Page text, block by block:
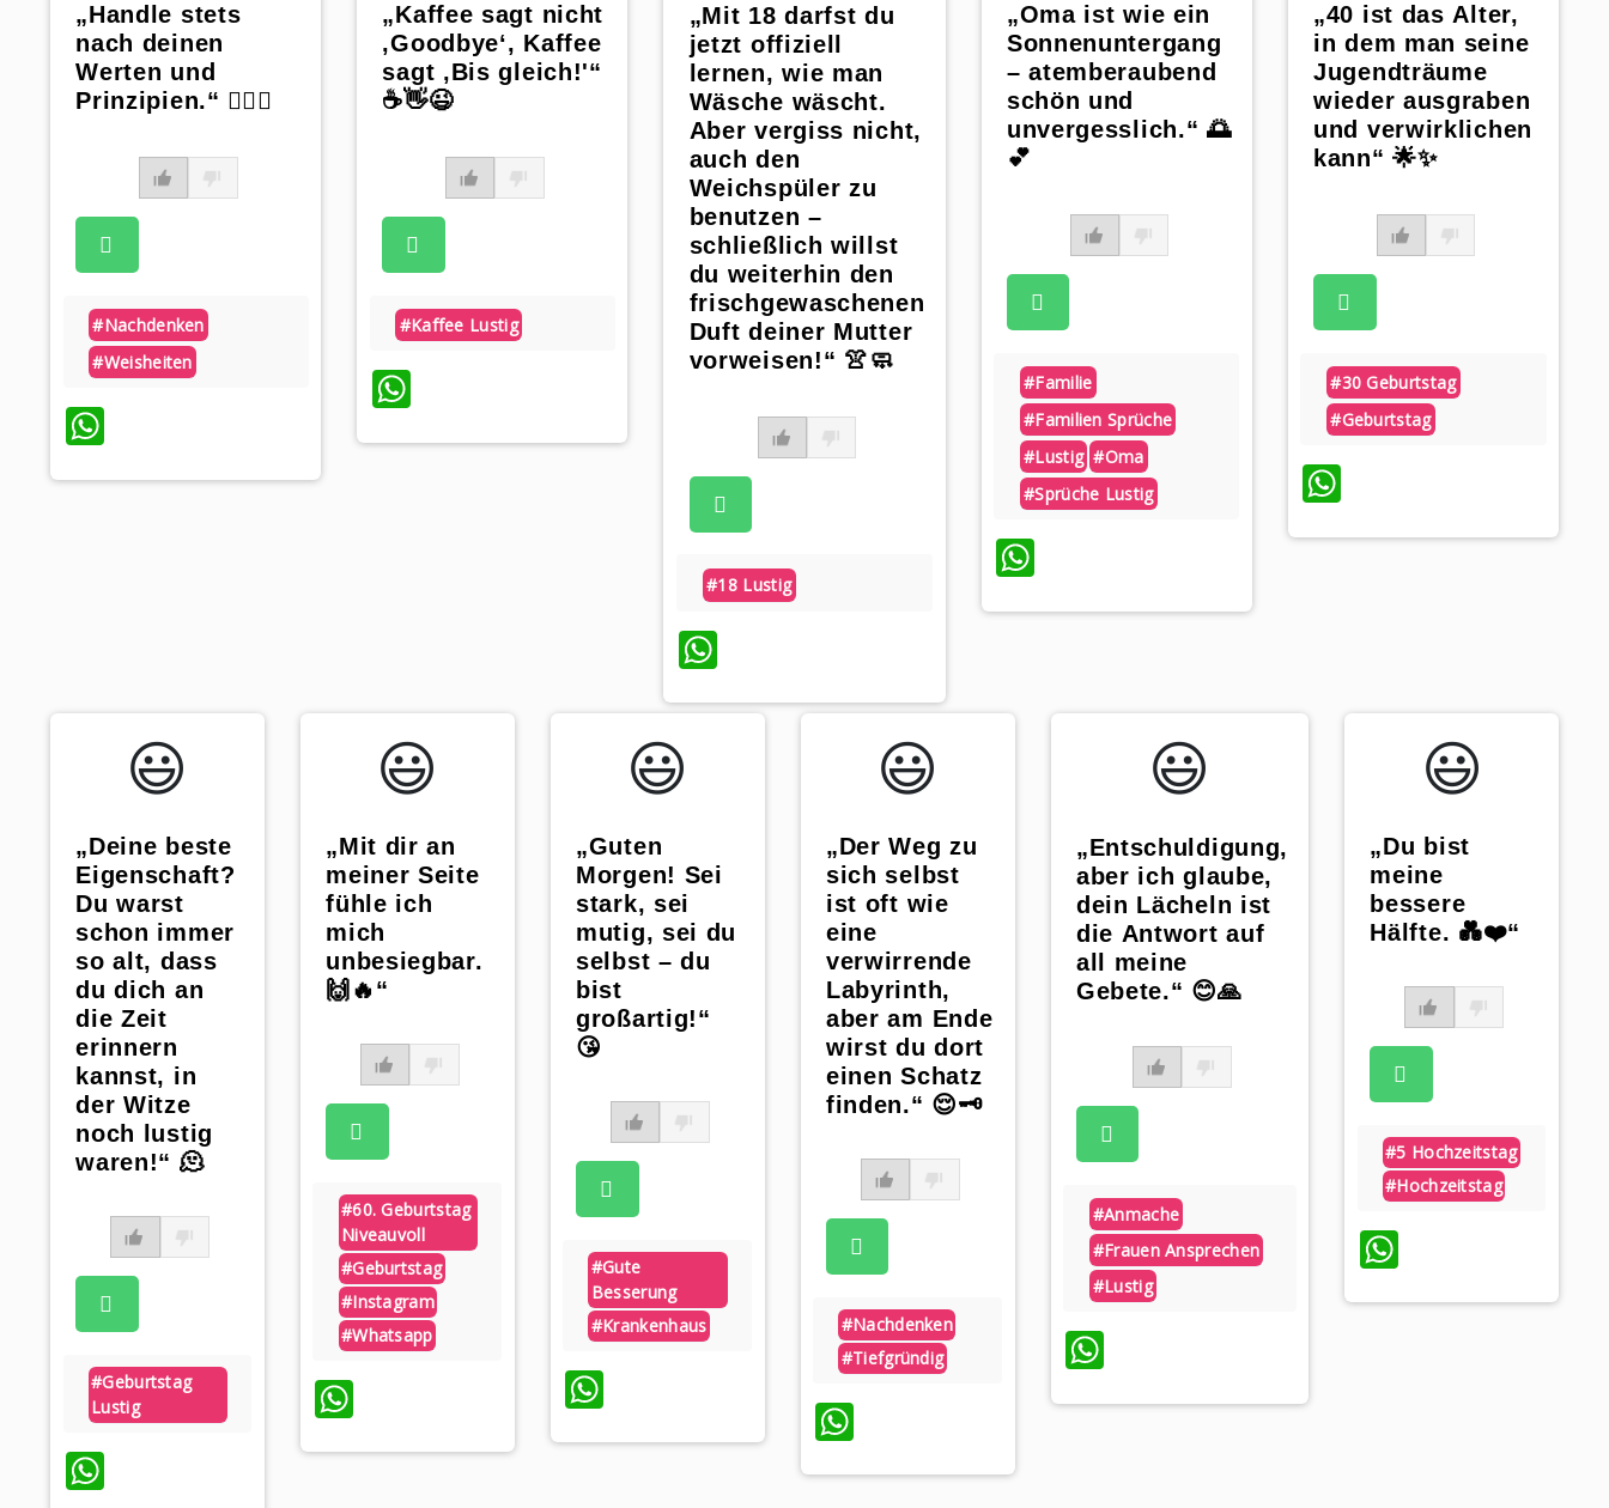
„Handle stets
nach deinen
Werten und
Prinzipien.“ ☝🏻🤨
#nachdenken
#weisheiten
WhatsApp
„Kaffee sagt nicht
‚Goodbye‘, Kaffee
sagt ‚Bis gleich!'“
☕️👋😉
#kaffee Lustig
WhatsApp
„Mit 18 darfst du
jetzt offiziell
lernen, wie man
Wäsche wäscht.
Aber vergiss nicht,
auch den
Weichspüler zu
benutzen –
schließlich willst
du weiterhin den
frischgewaschenen
Duft deiner Mutter
vorweisen!“ 👚🧼
#18 Lustig
WhatsApp
„Oma ist wie ein
Sonnenuntergang
– atemberaubend
schön und
unvergesslich.“ 🌅
💕
#familie
#familien Sprüche
#lustig #oma
#sprüche Lustig
„40 ist das Alter,
in dem man seine
Jugendträume
wieder ausgraben
und verwirklichen
kann“ 🌟✨
#30 Geburtstag
#geburtstag
😃️
„Deine beste
Eigenschaft?
Du warst
schon immer
so alt, dass
du dich an
die Zeit
erinnern
kannst, in
der Witze
noch lustig
waren!“ 🫠
#geburtstag
Lustig
WhatsApp
😃️
„Mit dir an
meiner Seite
fühle ich
mich
unbesiegbar.
🙌🔥“
#60. Geburtstag
Niveauvoll
#geburtstag
#instagram
#whatsapp
😃️
„Guten
Morgen! Sei
stark, sei
mutig, sei du
selbst – du
bist
großartig!“
😘
#gute
Besserung
#krankenhaus
😃️
„Der Weg zu
sich selbst
ist oft wie
eine
verwirrende
Labyrinth,
aber am Ende
wirst du dort
einen Schatz
finden.“ 😌🗝️
#nachdenken
#tiefgründig
😃️
„Entschuldigung,
aber ich glaube,
dein Lächeln ist
die Antwort auf
all meine
Gebete.“ 😊🙏
#anmache
#frauen Ansprechen
#lustig
😃️
„Du bist
meine
bessere
Hälfte. 💑❤️“
#5 Hochzeitstag
#hochzeitstag
WhatsApp